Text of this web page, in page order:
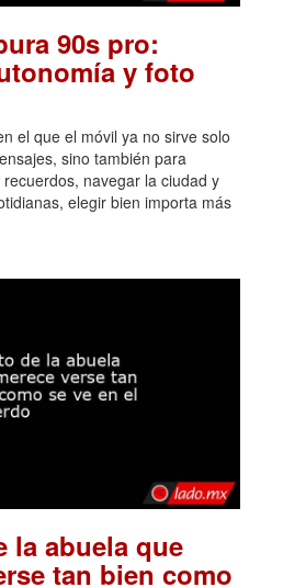
90s pro:
y foto
el que el móvil ya no sirve solo
sino también para
navegar la ciudad y
elegir bien importa más
la abuela que
tan bien como